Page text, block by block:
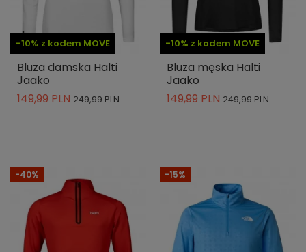
-10% z kodem MOVE
Bluza damska Halti
Jaako
149,99 PLN 249,99 PLN
-10% z kodem MOVE
Bluza męska Halti
Jaako
149,99 PLN 249,99 PLN
-40% -15%